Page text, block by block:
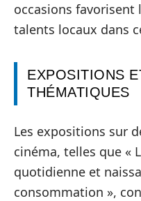
occasions favorisent
talents locaux dans
EXPOSITIONS
THÉMATIQUES
Les expositions sur
cinéma, telles que «
quotidienne et
consommation »,